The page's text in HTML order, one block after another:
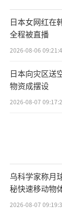
日本女网红在
全程被直播
2026-08-06
日本向灾区送
物资成摆设
2026-08-07
乌科学家称月
秘快速移动物
2026-08-07